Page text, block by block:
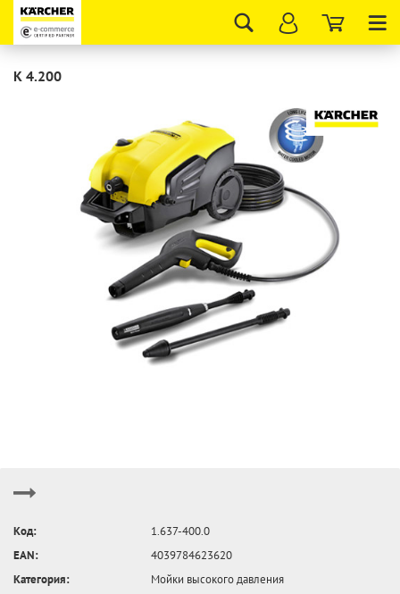
K 4.200
Код:
1.637-400.0
EAN:
4039784623620
Категория:
Мойки высокого давления